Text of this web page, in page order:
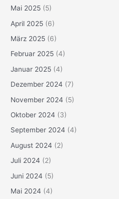
Mai 2025 (5)
April 2025 (6)
März 2025 (6)
Februar 2025 (4)
Januar 2025 (4)
Dezember 2024 (7)
November 2024 (5)
Oktober 2024 (3)
September 2024 (4)
August 2024 (2)
Juli 2024 (2)
Juni 2024 (5)
Mai 2024 (4)